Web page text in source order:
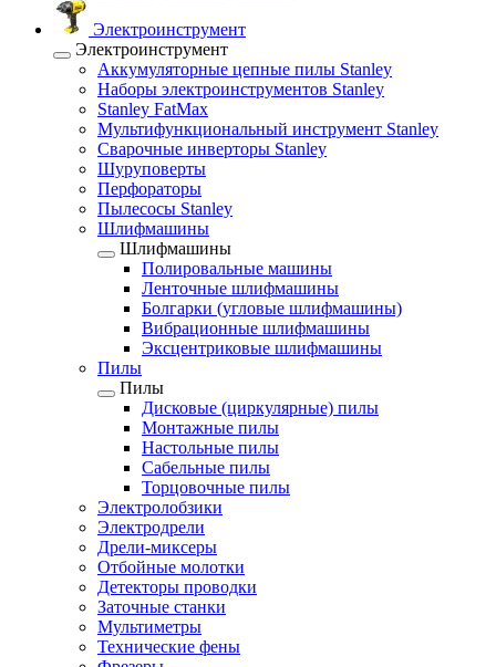
Электроинструмент
Электроинструмент
Аккумуляторные цепные пилы Stanley
Наборы электроинструментов Stanley
Stanley FatMax
Мультифункциональный инструмент Stanley
Сварочные инверторы Stanley
Шуруповерты
Перфораторы
Пылесосы Stanley
Шлифмашины
Шлифмашины
Полировальные машины
Ленточные шлифмашины
Болгарки (угловые шлифмашины)
Вибрационные шлифмашины
Эксцентриковые шлифмашины
Пилы
Пилы
Дисковые (циркулярные) пилы
Монтажные пилы
Настольные пилы
Сабельные пилы
Торцовочные пилы
Электролобзики
Электродрели
Дрели-миксеры
Отбойные молотки
Детекторы проводки
Заточные станки
Мультиметры
Технические фены